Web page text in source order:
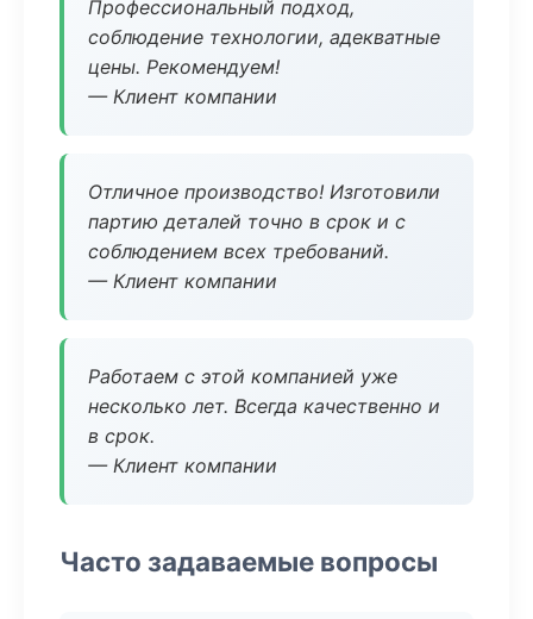
Профессиональный подход,
соблюдение технологии, адекватные
цены. Рекомендуем!
— Клиент компании
Отличное производство! Изготовили
партию деталей точно в срок и с
соблюдением всех требований.
— Клиент компании
Работаем с этой компанией уже
несколько лет. Всегда качественно и
в срок.
— Клиент компании
Часто задаваемые вопросы